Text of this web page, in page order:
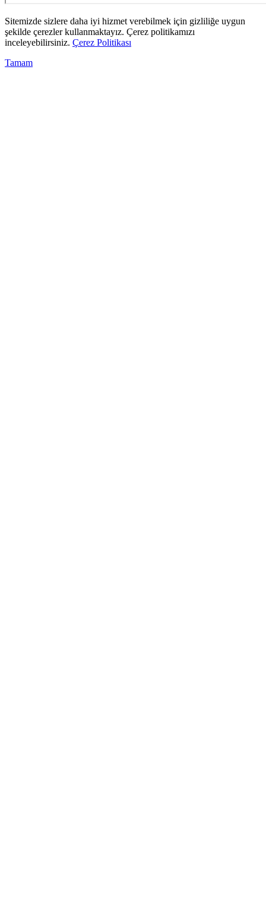
Sitemizde sizlere daha iyi hizmet verebilmek için gizliliğe uygun
şekilde çerezler kullanmaktayız. Çerez politikamızı
inceleyebilirsiniz. Çerez Politikası
Tamam